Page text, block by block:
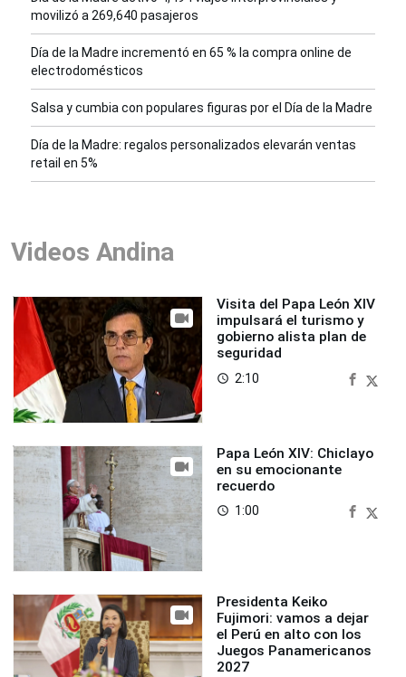
movilizó a 269,640 pasajeros
Día de la Madre incrementó en 65 % la compra online de
electrodomésticos
Salsa y cumbia con populares figuras por el Día de la Madre
Día de la Madre: regalos personalizados elevarán ventas
retail en 5%
Videos Andina
Visita del Papa León XIV
impulsará el turismo y
gobierno alista plan de
seguridad
access_time 2:10
Papa León XIV: Chiclayo
en su emocionante
recuerdo
access_time 1:00
Presidenta Keiko
Fujimori: vamos a dejar
el Perú en alto con los
Juegos Panamericanos
2027